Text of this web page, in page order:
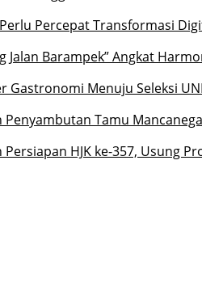
Percepat Transformasi
Jalan Barampek” Angkat
Gastronomi Menuju Seleksi
Tamu
HJK ke-357, Usung